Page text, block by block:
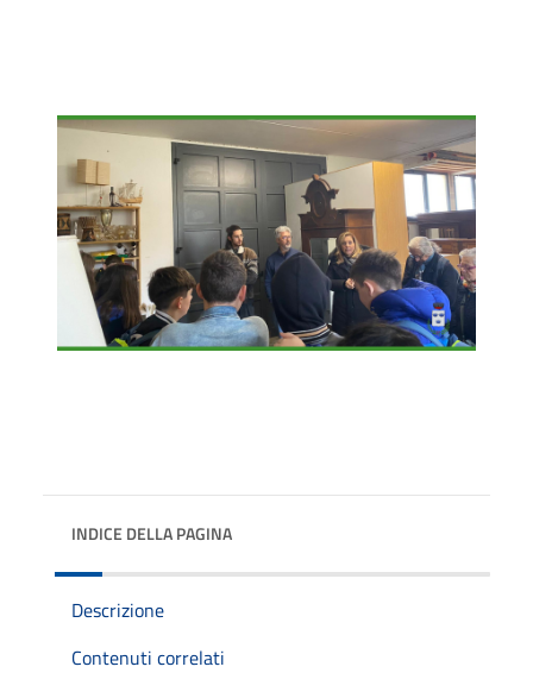
INDICE DELLA PAGINA
Descrizione
Contenuti correlati